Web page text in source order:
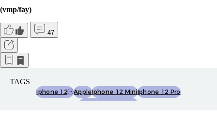
(vmp/fay)
47
TAGS
Iphone 12 AppleIphone 12 MiniIphone 12 Pro